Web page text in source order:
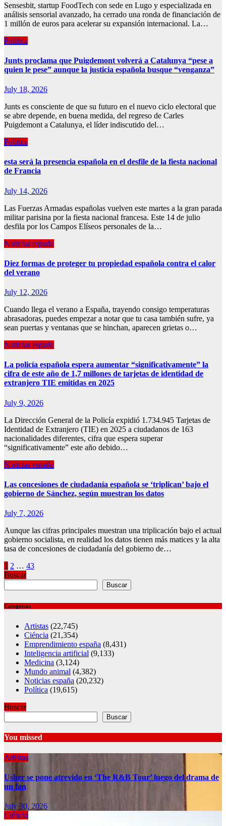
Sensesbit, startup FoodTech con sede en Lugo y especializada en
análisis sensorial avanzado, ha cerrado una ronda de financiación de
1 millón de euros para acelerar su expansión internacional. La…
Política
Junts proclama que Puigdemont volverá a Catalunya “pese a
quien le pese” aunque la justicia española busque “venganza”
July 18, 2026
Junts es consciente de que su futuro en el nuevo ciclo electoral que
se abre depende, en buena medida, del regreso de Carles
Puigdemont a Catalunya, el líder indiscutido del…
Política
esta será la presencia española en el desfile de la fiesta nacional
de Francia
July 14, 2026
Las Fuerzas Armadas españolas vuelven este martes a la gran parada
militar parisina por la fiesta nacional francesa. Este 14 de julio
desfila por los Campos Elíseos personales de la…
Noticias españa
Diez formas de proteger tu propiedad española contra el calor
del verano
July 12, 2026
Cuando llega el verano a España, trayendo consigo temperaturas
abrasadoras, puedes empezar a notar que tu casa también sufre, ya
sean puertas y ventanas que se hinchan, aparecen grietas o…
Noticias españa
La policía española espera aumentar “significativamente” la
cifra de este año de 1,7 millones de tarjetas de identidad de
extranjero TIE emitidas en 2025
July 9, 2026
La Dirección General de la Policía expidió 1.734.945 Tarjetas de
Identidad de Extranjero (TIE) en 2025 a ciudadanos de 163
nacionalidades diferentes, cifra que espera superar
“significativamente” este año debido…
Noticias españa
Las concesiones de ciudadanía española se ‘triplican’ bajo el
gobierno de Sánchez, según muestran los datos
July 7, 2026
Aunque las cifras principales muestran una triplicación bajo el actual
gobierno socialista, en realidad los datos tienen más matices y la alta
tasa de concesiones de ciudadanía del gobierno de…
Posts
pagination
1 2 … 43
Buscar
Buscar
Categorías
Artistas (22,745)
Ciéncia (21,354)
Emprendimiento españa (8,431)
Inteligencia artificial (9,133)
Medicina (3,124)
Mundo animal (4,382)
Noticias españa (20,232)
Política (19,615)
Buscar
Buscar
You missed
Artistas
Usher se pone atrevido en ‘The R&B Tour’ luego del drama de
un fan
July 30, 2026
Ciéncia